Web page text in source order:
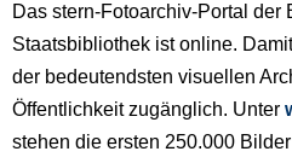
Das stern-Fotoarchiv-Portal der
Staatsbibliothek ist online.
der bedeutendsten visuellen
Öffentlichkeit zugänglich. Unter
stehen die ersten 250.000